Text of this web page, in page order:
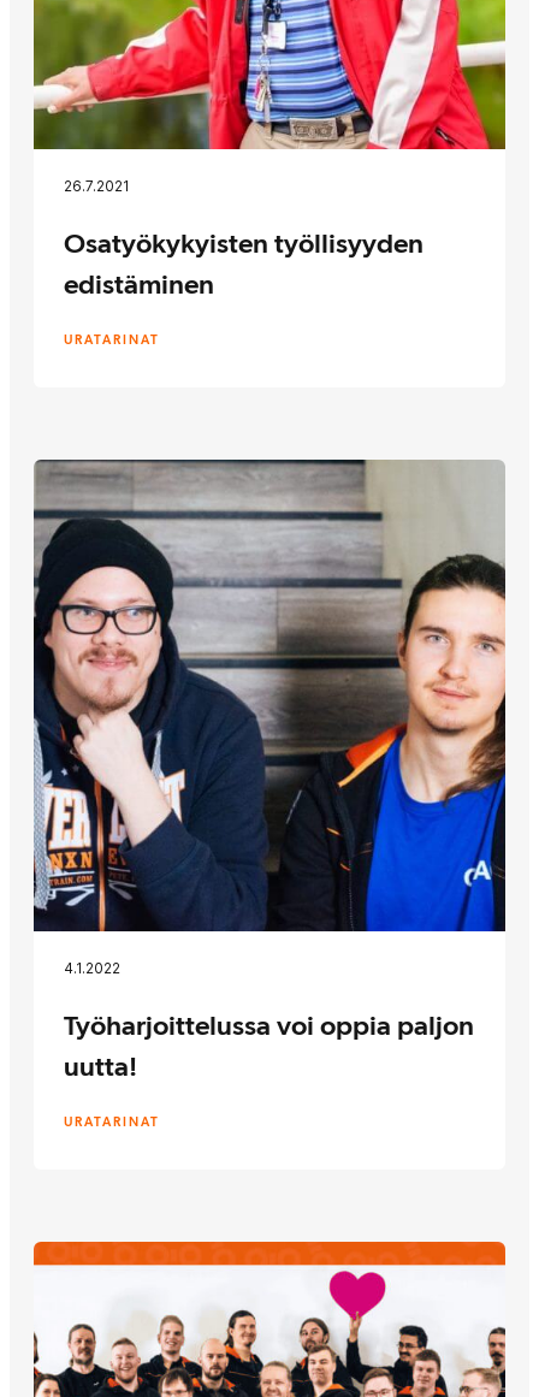
26.7.2021
URATARINAT
Osatyökykyisten työllisyyden
edistäminen
4.1.2022
URATARINAT
Työharjoittelussa voi oppia paljon
uutta!